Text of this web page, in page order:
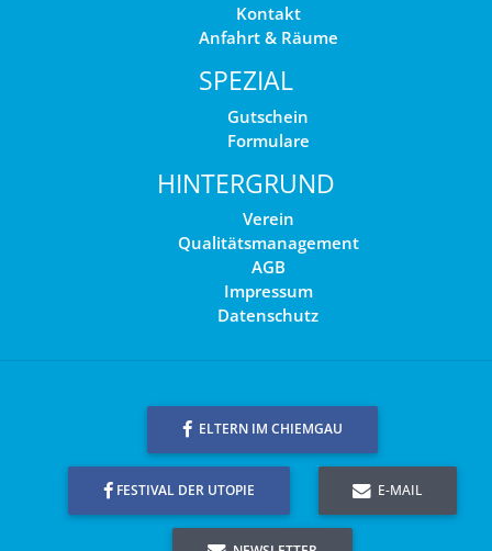
Kontakt
Anfahrt & Räume
SPEZIAL
Gutschein
Formulare
HINTERGRUND
Verein
Qualitätsmanagement
AGB
Impressum
Datenschutz
ELTERN IM CHIEMGAU
FESTIVAL DER UTOPIE E-MAIL